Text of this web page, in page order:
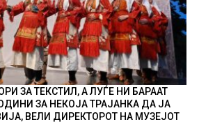
ЗА ТЕКСТИЛ, А ЛУЃЕ НИ БАРААТ
ЗА НЕКОЈА ТРАЈАНКА ДА ЈА
ВЕЛИ ДИРЕКТОРОТ НА МУЗЕЈОТ